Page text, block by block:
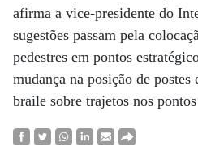
afirma a vice-presidente do
sugestões passam pela
pedestres em pontos
mudança na posição de
braile sobre trajetos nos